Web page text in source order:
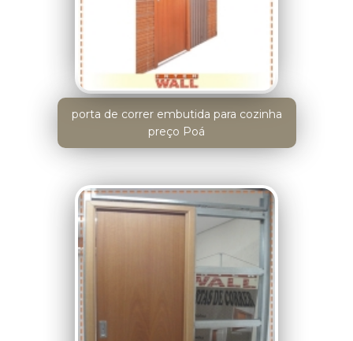
porta de correr embutida para cozinha
preço Poá